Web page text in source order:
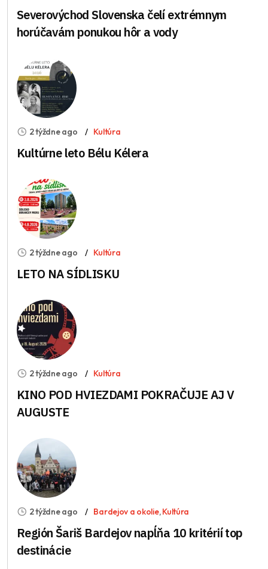
Severovýchod Slovenska čelí extrémnym
horúčavám ponukou hôr a vody
2 týždne ago Kultúra
Kultúrne leto Bélu Kélera
2 týždne ago Kultúra
LETO NA SÍDLISKU
2 týždne ago Kultúra
KINO POD HVIEZDAMI POKRAČUJE AJ V
AUGUSTE
2 týždne ago Bardejov a okolie,Kultúra
Región Šariš Bardejov napĺňa 10 kritérií top
destinácie